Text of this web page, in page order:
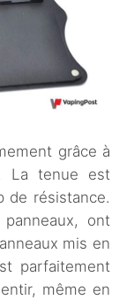
grâce à
La tenue est
de résistance.
ont
mis en
parfaitement
même en